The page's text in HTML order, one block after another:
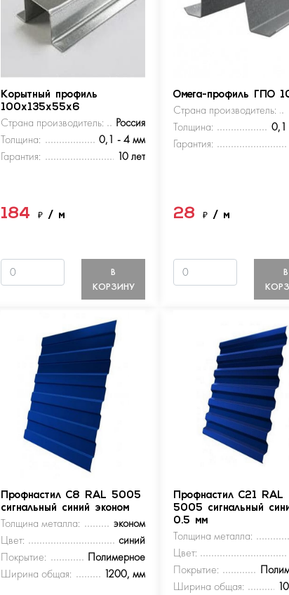
Корытный профиль
100х135х55х6
Страна производитель:
Россия
Толщина:
0,1 - 4 мм
Гарантия:
10 лет
184₽/ м
В
КОРЗИНУ
Омега-профиль ГПО
Страна производитель:
Толщина:
Гарантия:
28₽/ м
В
Профнастил С8 RAL 5005
сигнальный синий эконом
Толщина металла:
эконом
Цвет:
синий
Покрытие:
Полимерное
Ширина общая:
1200, мм
Профнастил С21 RAL
5005 сигнальный
0.5 мм
Толщина металла:
Цвет:
Покрытие:
Ширина общая: